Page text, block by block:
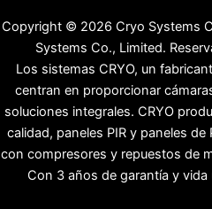
Copyright © 2026 Cryo Systems
Systems Co., Limited.
Los sistemas CRYO, un
centran en proporcionar
soluciones integrales. CRYO
calidad, paneles PIR y paneles
con compresores y repuestos de
Con 3 años de garantía y